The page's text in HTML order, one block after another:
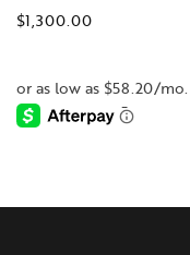
$1,300.00
-